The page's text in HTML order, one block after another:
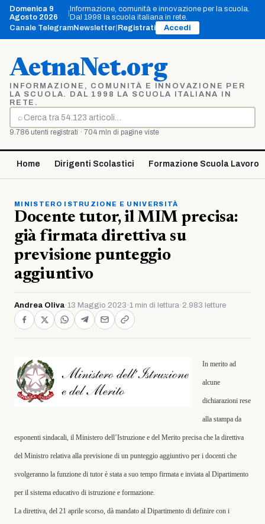
Vai
contenuto
Domenica 9
Agosto 2026
|Informazione, comunità e innovazione per la scuola.
Dal 1998 la scuola italiana in rete.
Canale TelegramNewsletter Registrati Accedi
AetnaNet.org
INFORMAZIONE, COMUNITÀ E INNOVAZIONE PER
LA SCUOLA. DAL 1998 LA SCUOLA ITALIANA IN
RETE.
⌕
Cerca
9.786 utenti registrati · 704 mln di pagine viste
Home Dirigenti Scolastici Formazione Scuola Lavoro
MINISTERO ISTRUZIONE E UNIVERSITÀ
Docente tutor, il MIM precisa:
già firmata direttiva su
previsione punteggio
aggiuntivo
Andrea Oliva·13 Maggio 2023 ·1 min di lettura· 2.983 letture
In merito ad
alcune
dichiarazioni rese
alla stampa da
esponenti sindacali, il Ministero dell’Istruzione e del Merito precisa che la direttiva
del Ministro relativa alla previsione di un punteggio aggiuntivo per i docenti che
svolgeranno la funzione di tutor è stata a suo tempo firmata e inviata al Dipartimento
per il sistema educativo di istruzione e formazione.
La direttiva, del 21 aprile scorso, dà mandato al Dipartimento di definire con i